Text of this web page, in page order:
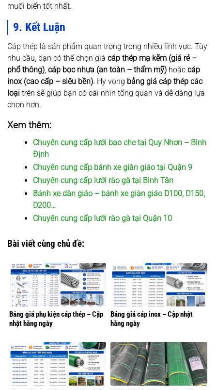
muối biển tốt nhất.
9. Kết Luận
Cáp thép là sản phẩm quan trọng trong nhiều lĩnh vực. Tùy
nhu cầu, bạn có thể chọn giá cáp thép mạ kẽm (giá rẻ –
phổ thông), cáp bọc nhựa (an toàn – thẩm mỹ) hoặc cáp
inox (cao cấp – siêu bền). Hy vọng bảng giá cáp thép các
loại trên sẽ giúp bạn có cái nhìn tổng quan và dễ dàng lựa
chọn hơn.
Xem thêm:
Chuyên cung cấp lưới bao che tại Quy Nhơn – Bình
Định
Chuyên cung cấp bánh xe giàn giáo tại Quận 9
Chuyên cung cấp lưới rào gà tại Bình Tân
Bánh xe dàn giáo – bánh xe giàn giáo D100, D150,
D200…
Chuyên cung cấp lưới rào gà tại Quận 10
Bài viết cùng chủ đề:
Bảng giá phụ kiện cáp thép – Cập
nhật hằng ngày
Bảng giá cáp inox – Cập nhật
hằng ngày